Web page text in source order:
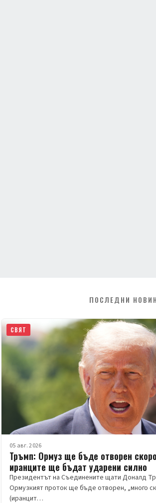
СВЯТ
05 авг. 2026
Тръмп: Ормуз ще бъде отворен
иранците ще бъдат ударени силно
Президентът на Съединените щати Доналд
Ормузкият проток ще бъде отворен, „много